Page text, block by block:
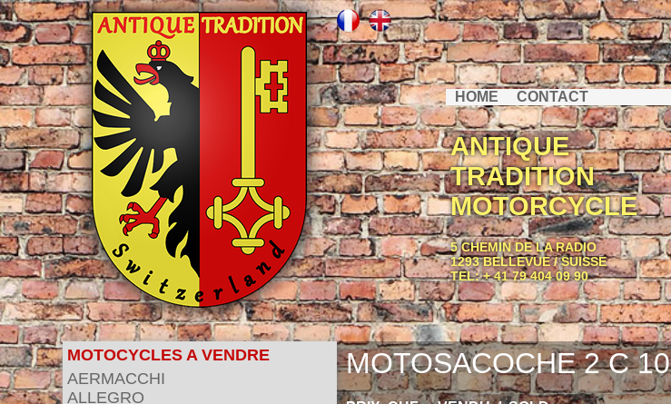
HOME CONTACT
ANTIQUE
TRADITION
MOTORCYCLE
5 CHEMIN DE LA RADIO
1293 BELLEVUE / SUISSE
TEL: + 41 79 404 09 90
MOTOCYCLES A VENDRE
AERMACCHI
ALLEGRO
MOTOSACOCHE 2 C 10